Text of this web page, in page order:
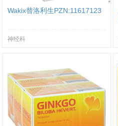
Wakix替洛利生PZN:11617123
神经科